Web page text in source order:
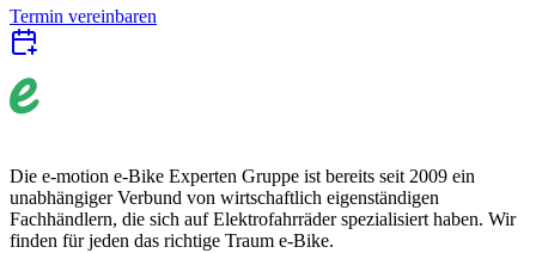
Termin vereinbaren
Die e-motion e-Bike Experten Gruppe ist bereits seit 2009 ein
unabhängiger Verbund von wirtschaftlich eigenständigen
Fachhändlern, die sich auf Elektrofahrräder spezialisiert haben. Wir
finden für jeden das richtige Traum e-Bike.